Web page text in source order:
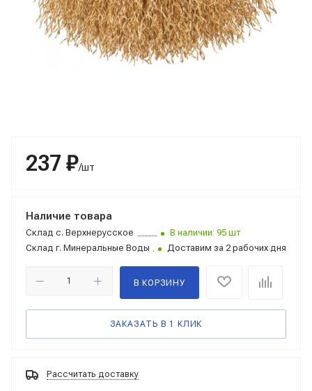
237 ₽/шт
Наличие товара
Склад с. Верхнерусское
В наличии: 95 шт
Склад г. Минеральные Воды Доставим за 2 рабочих дня
В КОРЗИНУ
ЗАКАЗАТЬ В 1 КЛИК
Рассчитать доставку